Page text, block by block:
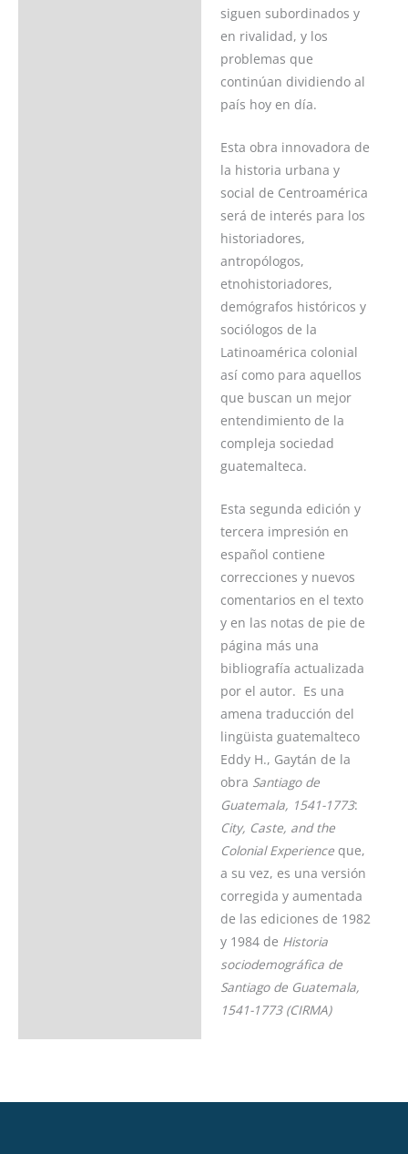
siguen subordinados y
en rivalidad, y los
problemas que
continúan dividiendo al
país hoy en día.
Esta obra innovadora de
la historia urbana y
social de Centroamérica
será de interés para los
historiadores,
antropólogos,
etnohistoriadores,
demógrafos históricos y
sociólogos de la
Latinoamérica colonial
así como para aquellos
que buscan un mejor
entendimiento de la
compleja sociedad
guatemalteca.
Esta segunda edición y
tercera impresión en
español contiene
correcciones y nuevos
comentarios en el texto
y en las notas de pie de
página más una
bibliografía actualizada
por el autor. Es una
amena traducción del
lingüista guatemalteco
Eddy H., Gaytán de la
obra Santiago de
Guatemala, 1541-1773:
City, Caste, and the
Colonial Experienceque,
a su vez, es una versión
corregida y aumentada
de las ediciones de 1982
y 1984 de Historia
sociodemográfica de
Santiago de Guatemala,
1541-1773 (CIRMA)